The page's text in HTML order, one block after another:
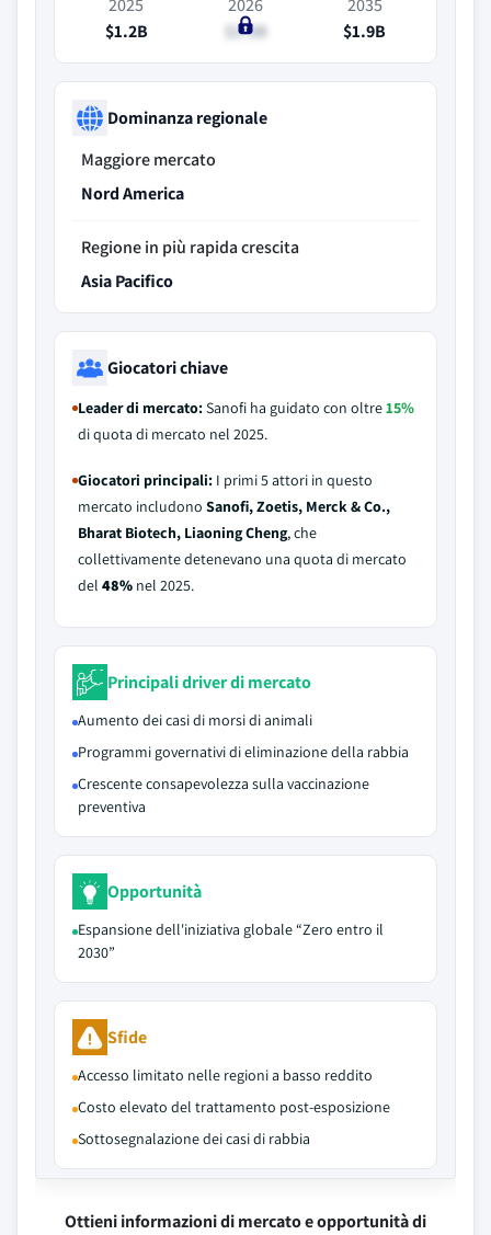
2025
$1.2B
2026
$1.3B
2035
$1.9B
Dominanza regionale
Maggiore mercato
Nord America
Regione in più rapida crescita
Asia Pacifico
Giocatori chiave
Leader di mercato:Sanofi ha guidato con oltre15%
di quota di mercato nel 2025.
Giocatori principali: I primi 5 attori in questo
mercato includono Sanofi, Zoetis, Merck & Co.,
Bharat Biotech, Liaoning Cheng, che
collettivamente detenevano una quota di mercato
del 48% nel 2025.
Principali driver di mercato
Aumento dei casi di morsi di animali
Programmi governativi di eliminazione della rabbia
Crescente consapevolezza sulla vaccinazione
preventiva
Opportunità
Espansione dell'iniziativa globale “Zero entro il
2030”
Sfide
Accesso limitato nelle regioni a basso reddito
Costo elevato del trattamento post-esposizione
Sottosegnalazione dei casi di rabbia
Ottieni informazioni di mercato e opportunità di